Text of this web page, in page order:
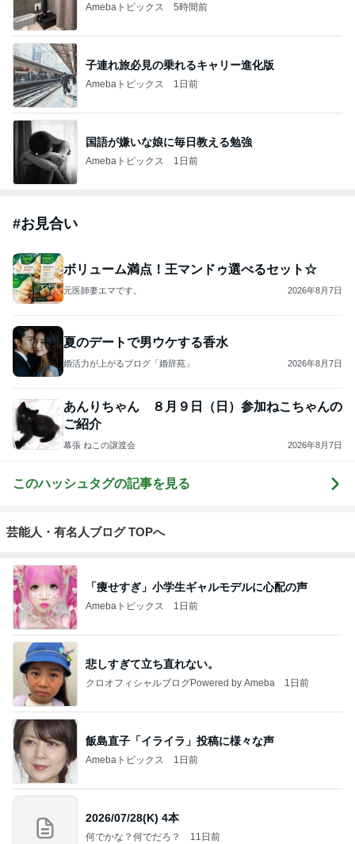
Amebaトピックス 5時間前
子連れ旅必見の乗れるキャリー進化版
Amebaトピックス 1日前
国語が嫌いな娘に毎日教える勉強
Amebaトピックス 1日前
#お見合い
ボリューム満点！王マンドゥ選べるセット☆
元医師妻エマです。 2026年8月7日
夏のデートで男ウケする香水
婚活力が上がるブログ「婚辞苑」 2026年8月7日
あんりちゃん ８月９日（日）参加ねこちゃんの
ご紹介
幕張 ねこの譲渡会 2026年8月7日
このハッシュタグの記事を見る
芸能人・有名人ブログ TOPへ
「痩せすぎ」小学生ギャルモデルに心配の声
Amebaトピックス 1日前
悲しすぎて立ち直れない。
クロオフィシャルブログPowered by Ameba 1日前
飯島直子「イライラ」投稿に様々な声
Amebaトピックス 1日前
2026/07/28(K) 4本
何でかな？何でだろ？ 11日前